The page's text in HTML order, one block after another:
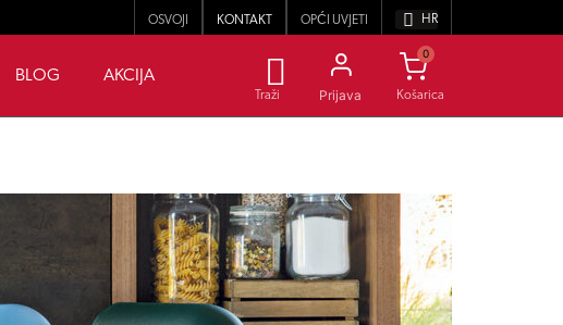
OSVOJI KONTAKT OPĆI UVJETI HR
BLOG AKCIJA
Traži Prijava
0